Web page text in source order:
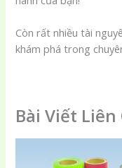
Còn rất nhiều tài
khám phá trong
Bài Viết Liên